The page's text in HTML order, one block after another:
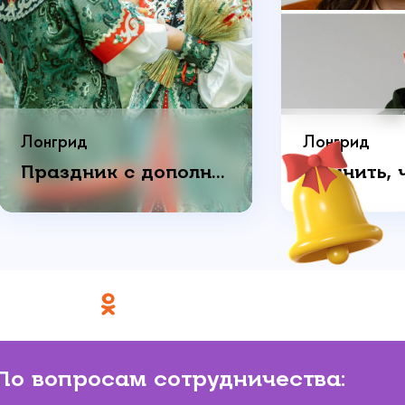
Лонгрид
Праздник с дополнительным смыслом: как пара отметила годовщину свадьбы
Лонгрид
вопросам сотрудничества: